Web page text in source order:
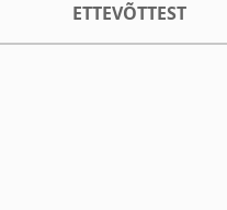
ETTEVÕTTEST